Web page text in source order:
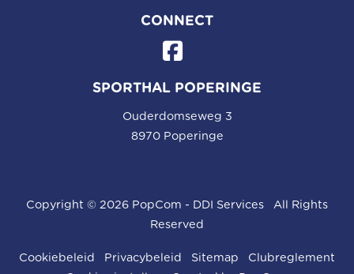
CONNECT
SPORTHAL POPERINGE
Ouderdomseweg 3
8970 Poperinge
Copyright © 2026 PopCom - DDI Services
All Rights
Reserved
Cookiebeleid Privacybeleid Sitemap
Clubreglement